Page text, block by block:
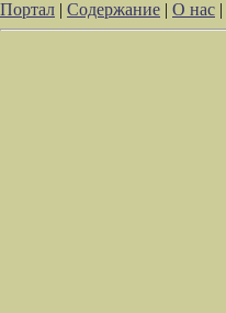
Портал | Содержание | О нас |